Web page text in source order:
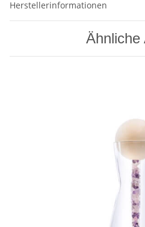
Herstellerinformationen
Ähnliche